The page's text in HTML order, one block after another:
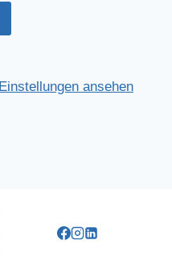
Einstellungen ansehen